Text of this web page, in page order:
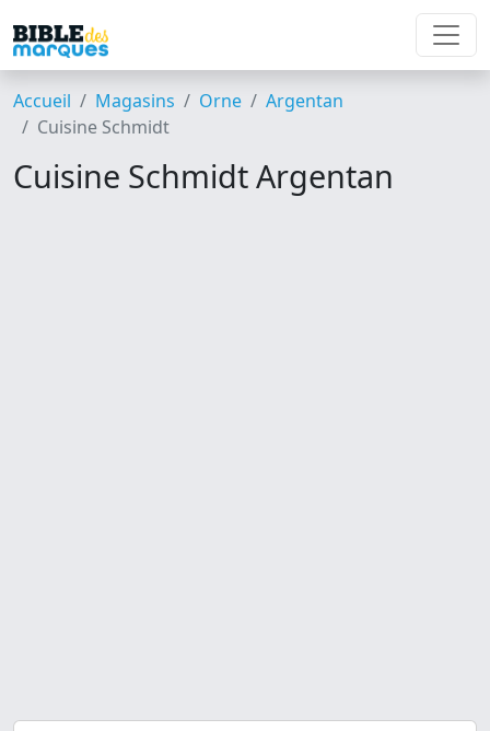
Accueil Magasins Orne
Argentan
Cuisine Schmidt
Cuisine Schmidt Argentan